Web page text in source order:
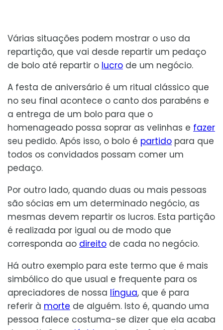
Várias situações podem mostrar o uso da
repartição, que vai desde repartir um pedaço
de bolo até repartir o lucro de um negócio.
A festa de aniversário é um ritual clássico que
no seu final acontece o canto dos parabéns e
a entrega de um bolo para que o
homenageado possa soprar as velinhas e fazer
seu pedido. Após isso, o bolo é partido para que
todos os convidados possam comer um
pedaço.
Por outro lado, quando duas ou mais pessoas
são sócias em um determinado negócio, as
mesmas devem repartir os lucros. Esta partição
é realizada por igual ou de modo que
corresponda ao direito de cada no negócio.
Há outro exemplo para este termo que é mais
simbólico do que usual e frequente para os
apreciadores de nossa língua, que é para
referir à morte de alguém. Isto é, quando uma
pessoa falece costuma-se dizer que ela acaba